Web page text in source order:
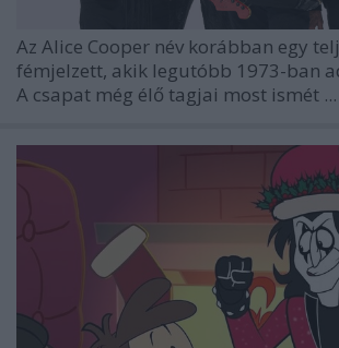
Az Alice Cooper név korábban egy
fémjelzett, akik legutóbb 1973-ban
A csapat még élő tagjai most ismét ...